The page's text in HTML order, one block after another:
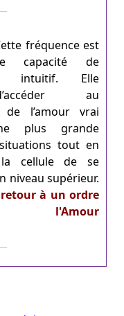
fréquence est
capacité de
intuitif. Elle
au
de l’amour vrai
plus grande
tout en
cellule de se
niveau supérieur.
à un ordre
l'Amour